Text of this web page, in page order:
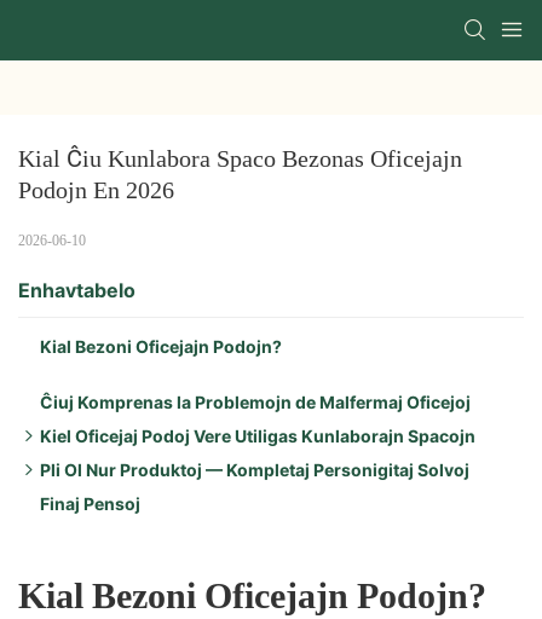
Kial Ĉiu Kunlabora Spaco Bezonas Oficejajn
Podojn En 2026
2026-06-10
Enhavtabelo
Kial Bezoni Oficejajn Podojn?
Ĉiuj Komprenas la Problemojn de Malfermaj Oficejoj
Kiel Oficejaj Podoj Vere Utiligas Kunlaborajn Spacojn
Ŝlosilaj Avantaĝoj:
Bonega Sonizolado:
Riĉaj Estetikaj Elektoj:
Pli Ol Nur Produktoj — Kompletaj Personigitaj Solvoj
Pliaj avantaĝoj inkluzivas:
Finaj Pensoj
Kial Bezoni Oficejajn Podojn?